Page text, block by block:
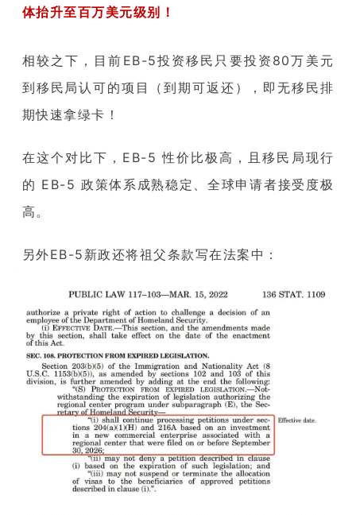
体抬升至百万美元级别！
相较之下，目前EB-5投资移民只要投资80万美元
到移民局认可的项目（到期可返还），即无移民排
期快速拿绿卡！
在这个对比下，EB-5 性价比极高，且移民局现行
的 EB-5 政策体系成熟稳定、全球申请者接受度极
高。
另外EB-5新政还将祖父条款写在法案中：